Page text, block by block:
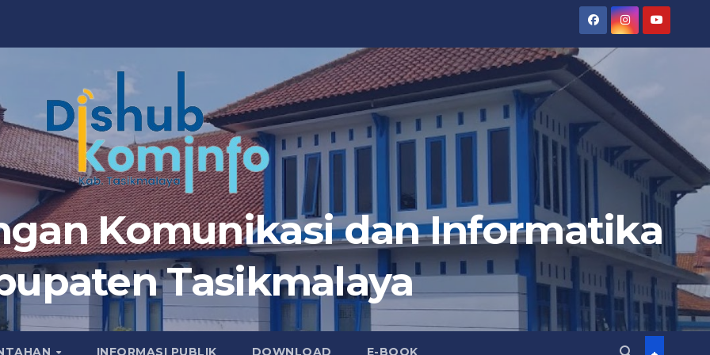
Komunikasi dan Informatika
Tasikmalaya
INFORMASI PUBLIK DOWNLOAD E-BOOK